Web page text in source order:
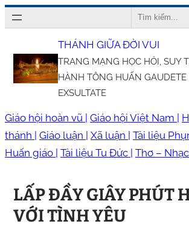
Chuyển
đến
nội
dung
Search
THÁNH GIỮA ĐỜI VUI
TRANG MẠNG HỌC HỎI, SUY
HÀNH TÔNG HUẤN GAUDETE
EXSULTATE
Giáo hội hoàn vũ | Giáo hội Việt Nam |
thánh | Giáo luận | Xã luận | Tài liệu
Huấn giáo | Tài liệu Tu Đức | Thơ –
LẤP ĐẦY GIÂY PHÚT
VỚI TÌNH YÊU